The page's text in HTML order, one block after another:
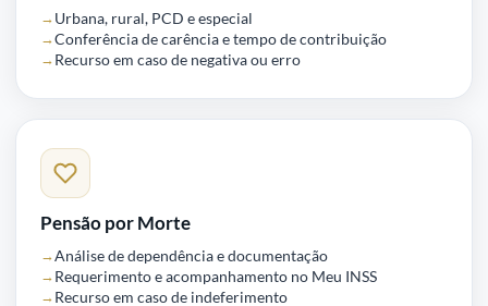
Urbana, rural, PCD e especial
Conferência de carência e tempo de contribuição
Recurso em caso de negativa ou erro
Pensão por Morte
Análise de dependência e documentação
Requerimento e acompanhamento no Meu INSS
Recurso em caso de indeferimento